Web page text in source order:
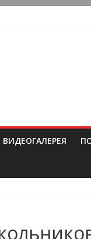
ВИДЕОГАЛЕРЕЯ